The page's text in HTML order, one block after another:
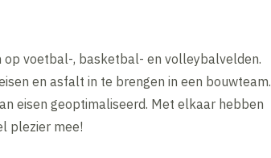
voetbal-, basketbal- en volleybalvelden.
en asfalt in te brengen in een bouwteam.
eisen geoptimaliseerd. Met elkaar hebben
plezier mee!